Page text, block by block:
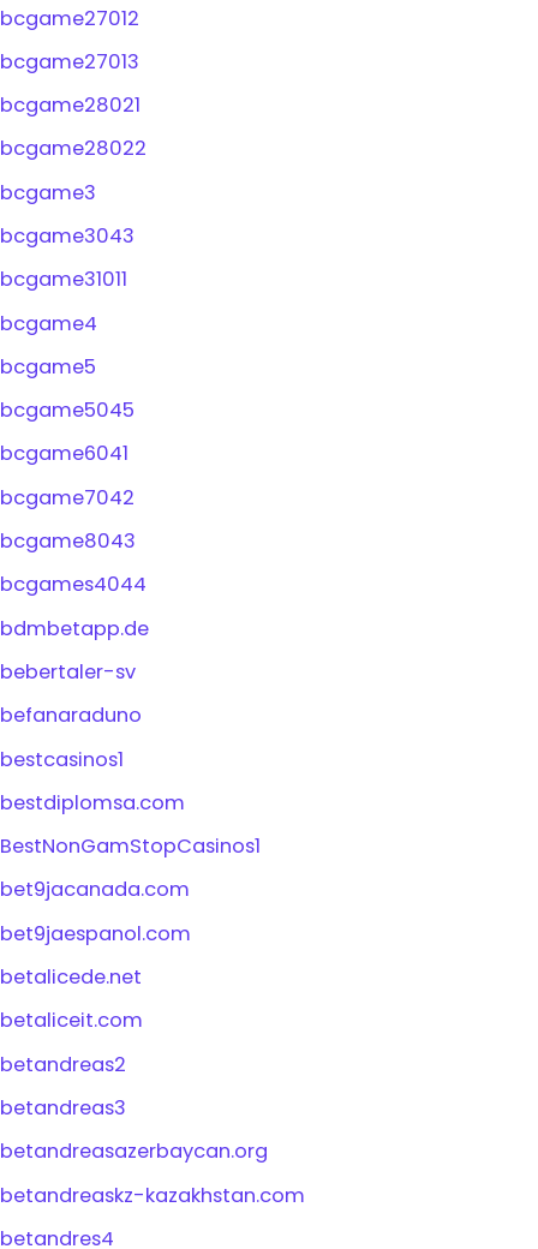
bcgame27012
bcgame27013
bcgame28021
bcgame28022
bcgame3
bcgame3043
bcgame31011
bcgame4
bcgame5
bcgame5045
bcgame6041
bcgame7042
bcgame8043
bcgames4044
bdmbetapp.de
bebertaler-sv
befanaraduno
bestcasinos1
bestdiplomsa.com
BestNonGamStopCasinos1
bet9jacanada.com
bet9jaespanol.com
betalicede.net
betaliceit.com
betandreas2
betandreas3
betandreasazerbaycan.org
betandreaskz-kazakhstan.com
betandres4